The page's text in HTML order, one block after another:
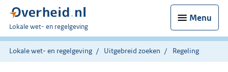
Menu
U
bent
hier:
Lokale wet- en regelgeving
Lokale wet- en regelgeving Uitgebreid zoeken Regeling